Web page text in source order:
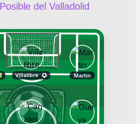
del Valladolid
Villalibre Martin